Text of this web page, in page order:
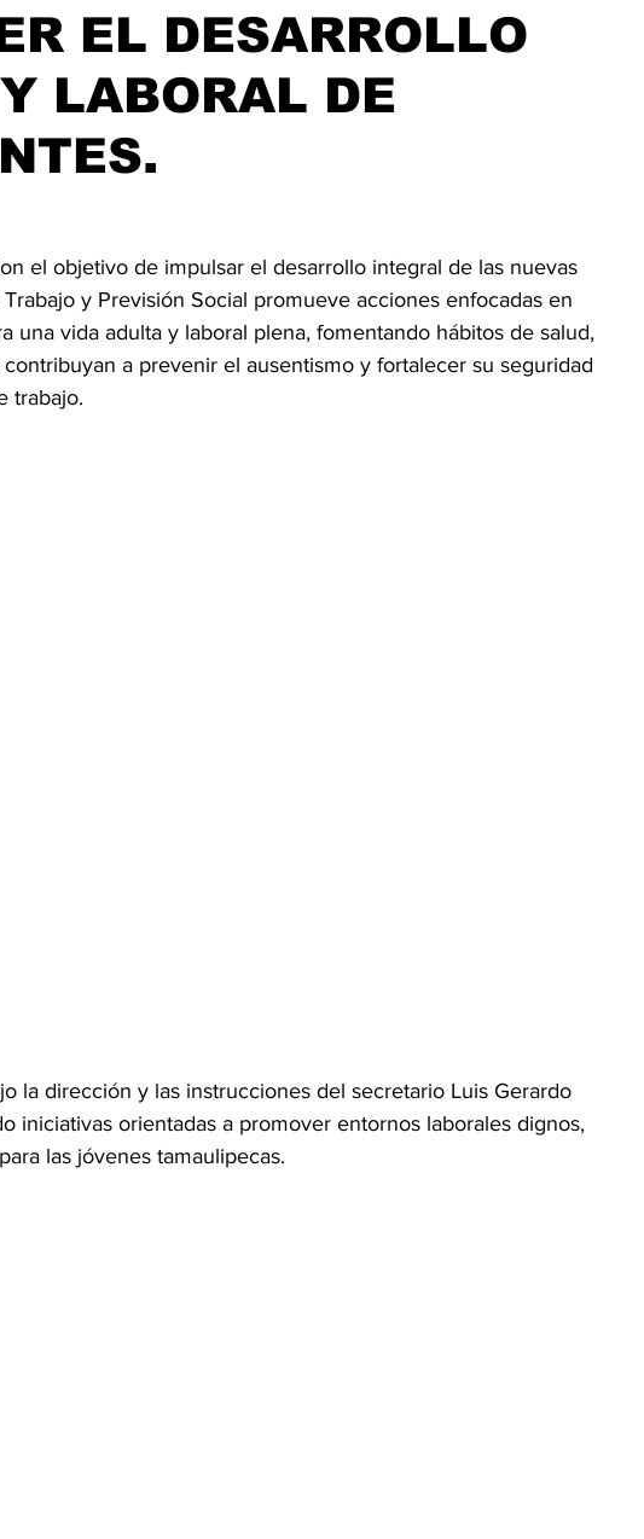
EL DESARROLLO
LABORAL DE
el objetivo de impulsar el desarrollo integral de las nuevas
y Previsión Social promueve acciones enfocadas en
una vida adulta y laboral plena, fomentando hábitos de salud,
a prevenir el ausentismo y fortalecer su seguridad
trabajo.
la dirección y las instrucciones del secretario Luis Gerardo
iniciativas orientadas a promover entornos laborales dignos,
las jóvenes tamaulipecas.